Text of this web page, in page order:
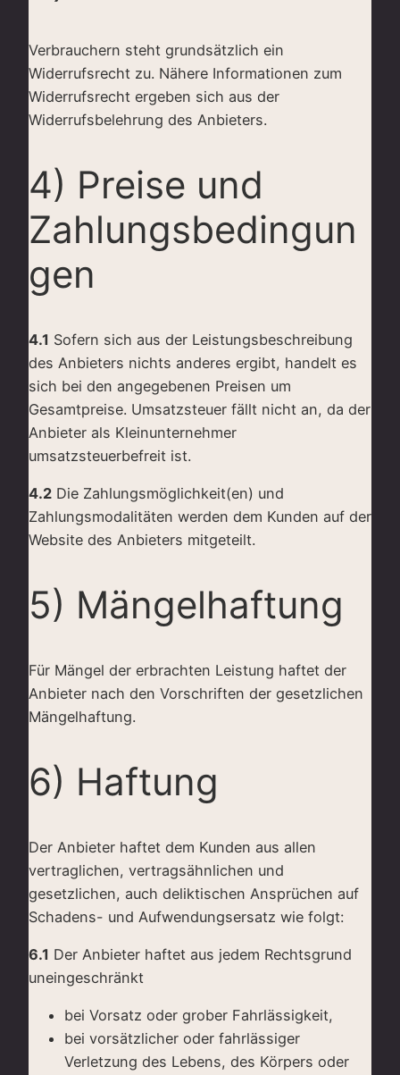
Verbrauchern steht grundsätzlich ein
Widerrufsrecht zu. Nähere Informationen zum
Widerrufsrecht ergeben sich aus der
Widerrufsbelehrung des Anbieters.
4) Preise und
Zahlungsbedingun
gen
4.1 Sofern sich aus der Leistungsbeschreibung
des Anbieters nichts anderes ergibt, handelt es
sich bei den angegebenen Preisen um
Gesamtpreise. Umsatzsteuer fällt nicht an, da der
Anbieter als Kleinunternehmer
umsatzsteuerbefreit ist.
4.2 Die Zahlungsmöglichkeit(en) und
Zahlungsmodalitäten werden dem Kunden auf der
Website des Anbieters mitgeteilt.
5) Mängelhaftung
Für Mängel der erbrachten Leistung haftet der
Anbieter nach den Vorschriften der gesetzlichen
Mängelhaftung.
6) Haftung
Der Anbieter haftet dem Kunden aus allen
vertraglichen, vertragsähnlichen und
gesetzlichen, auch deliktischen Ansprüchen auf
Schadens- und Aufwendungsersatz wie folgt:
6.1 Der Anbieter haftet aus jedem Rechtsgrund
uneingeschränkt
bei Vorsatz oder grober Fahrlässigkeit,
bei vorsätzlicher oder fahrlässiger
Verletzung des Lebens, des Körpers oder